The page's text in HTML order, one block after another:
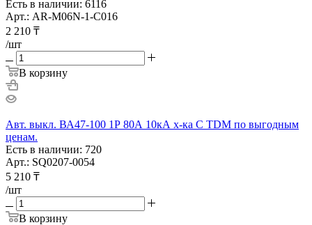
Есть в наличии: 6116
Арт.: AR-M06N-1-C016
2 210 ₸
/шт
В корзину
Авт. выкл. ВА47-100 1Р 80А 10кА х-ка С TDM по выгодным
ценам.
Есть в наличии: 720
Арт.: SQ0207-0054
5 210 ₸
/шт
В корзину